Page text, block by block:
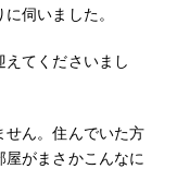
伺いました。
てくださいまし
せん。住んでいた方
がまさかこんなに